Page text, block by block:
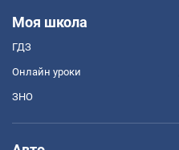
Моя школа
ГДЗ
Онлайн уроки
ЗНО